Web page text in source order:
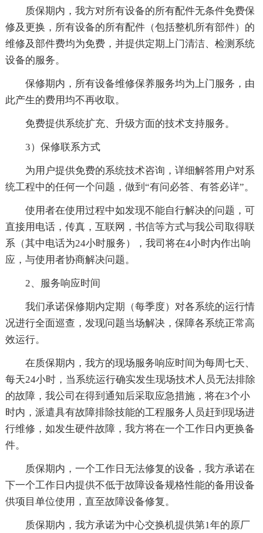
质保期内，我方对所有设备的所有配件无条件免费保
修及更换，所有设备的所有配件（包括整机所有部件）的
维修及部件费均为免费，并提供定期上门清洁、检测系统
设备的服务。
保修期内，所有设备维修保养服务均为上门服务，由
此产生的费用均不再收取。
免费提供系统扩充、升级方面的技术支持服务。
3）保修联系方式
为用户提供免费的系统技术咨询，详细解答用户对系
统工程中的任何一个问题，做到“有问必答、有答必详”。
使用者在使用过程中如发现不能自行解决的问题，可
直接用电话，传真，互联网，书信等方式与我公司取得联
系（其中电话为24小时服务），我司将在4小时内作出响
应，与使用者协商解决问题。
2、服务响应时间
我们承诺保修期内定期（每季度）对各系统的运行情
况进行全面巡查，发现问题当场解决，保障各系统正常高
效运行。
在质保期内，我方的现场服务响应时间为每周七天、
每天24小时，当系统运行确实发生现场技术人员无法排除
的故障，我公司在得到通知后采取应急措施，将在3个小
时内，派遣具有故障排除技能的工程服务人员赶到现场进
行维修，如发生硬件故障，我方将在一个工作日内更换备
件。
质保期内，一个工作日无法修复的设备，我方承诺在
下一个工作日内提供不低于故障设备规格性能的备用设备
供项目单位使用，直至故障设备修复。
质保期内，我方承诺为中心交换机提供第1年的原厂